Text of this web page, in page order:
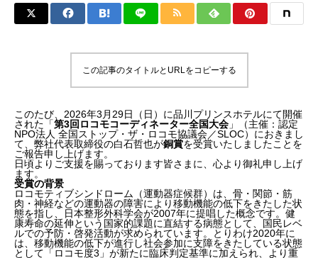
この記事のタイトルとURLをコピーする
このたび、2026年3月29日（日）に品川プリンスホテルにて開催
された「第3回ロコモコーディネーター全国大会 」（主催：認定
NPO法人 全国ストップ・ザ・ロコモ協議会／SLOC）におきまし
て、弊社代表取締役の白石哲也が銅賞を受賞いたしましたことを
ご報告申し上げます。
日頃よりご支援を賜っております皆さまに、心より御礼申し上げ
ます。
受賞の背景
ロコモティブシンドローム（運動器症候群）は、骨・関節・筋
肉・神経などの運動器の障害により移動機能の低下をきたした状
態を指し、日本整形外科学会が2007年に提唱した概念です。健
康寿命の延伸という国家的課題に直結する病態として、国民レベ
ルでの予防・啓発活動が求められています。とりわけ2020年に
は、移動機能の低下が進行し社会参加に支障をきたしている状態
として「ロコモ度3」が新たに臨床判定基準に加えられ、より重